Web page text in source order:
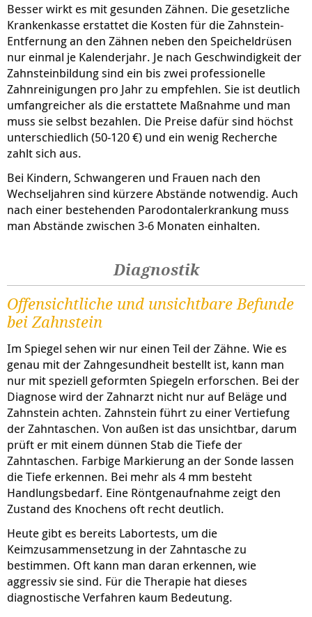
Besser wirkt es mit gesunden Zähnen. Die gesetzliche
Krankenkasse erstattet die Kosten für die Zahnstein-
Entfernung an den Zähnen neben den Speicheldrüsen
nur einmal je Kalenderjahr. Je nach Geschwindigkeit der
Zahnsteinbildung sind ein bis zwei professionelle
Zahnreinigungen pro Jahr zu empfehlen. Sie ist deutlich
umfangreicher als die erstattete Maßnahme und man
muss sie selbst bezahlen. Die Preise dafür sind höchst
unterschiedlich (50-120 €) und ein wenig Recherche
zahlt sich aus.
Bei Kindern, Schwangeren und Frauen nach den
Wechseljahren sind kürzere Abstände notwendig. Auch
nach einer bestehenden Parodontalerkrankung muss
man Abstände zwischen 3-6 Monaten einhalten.
Diagnostik
Offensichtliche und unsichtbare Befunde
bei Zahnstein
Im Spiegel sehen wir nur einen Teil der Zähne. Wie es
genau mit der Zahngesundheit bestellt ist, kann man
nur mit speziell geformten Spiegeln erforschen. Bei der
Diagnose wird der Zahnarzt nicht nur auf Beläge und
Zahnstein achten. Zahnstein führt zu einer Vertiefung
der Zahntaschen. Von außen ist das unsichtbar, darum
prüft er mit einem dünnen Stab die Tiefe der
Zahntaschen. Farbige Markierung an der Sonde lassen
die Tiefe erkennen. Bei mehr als 4 mm besteht
Handlungsbedarf. Eine Röntgenaufnahme zeigt den
Zustand des Knochens oft recht deutlich.
Heute gibt es bereits Labortests, um die
Keimzusammensetzung in der Zahntasche zu
bestimmen. Oft kann man daran erkennen, wie
aggressiv sie sind. Für die Therapie hat dieses
diagnostische Verfahren kaum Bedeutung.